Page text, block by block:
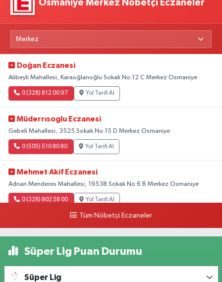
Osmaniye Merkez Nöbetçi Eczaneler
Doğan Eczanesi
Alibeyli Mahallesi, Karaoğlanoğlu Sokak No:12 C Merkez Osmaniye
0 (328) 812 00 97 Yol Tarifi Al
Müderrısoglu Eczanesi
Gebeli Mahallesi, 3525.Sokak No:15 D Merkez Osmaniye
0 (505) 510 80 80 Yol Tarifi Al
Mehmet Akif Eczanesi
Adnan Menderes Mahallesi, 19538 Sokak No:6 B Merkez Osmaniye
0 (328) 802 58 00 Yol Tarifi Al
Tüm Nöbetçi Eczaneler
Süper Lig Puan Durumu
Süper Lig